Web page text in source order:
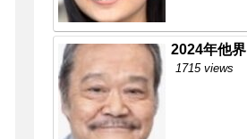
2024年他界
1715 views